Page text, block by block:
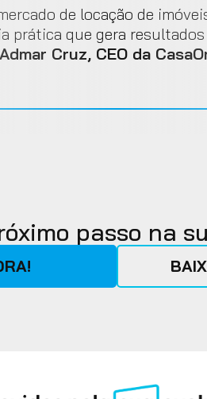
de locação de
prática que gera
Admar Cruz, CEO da
passo na